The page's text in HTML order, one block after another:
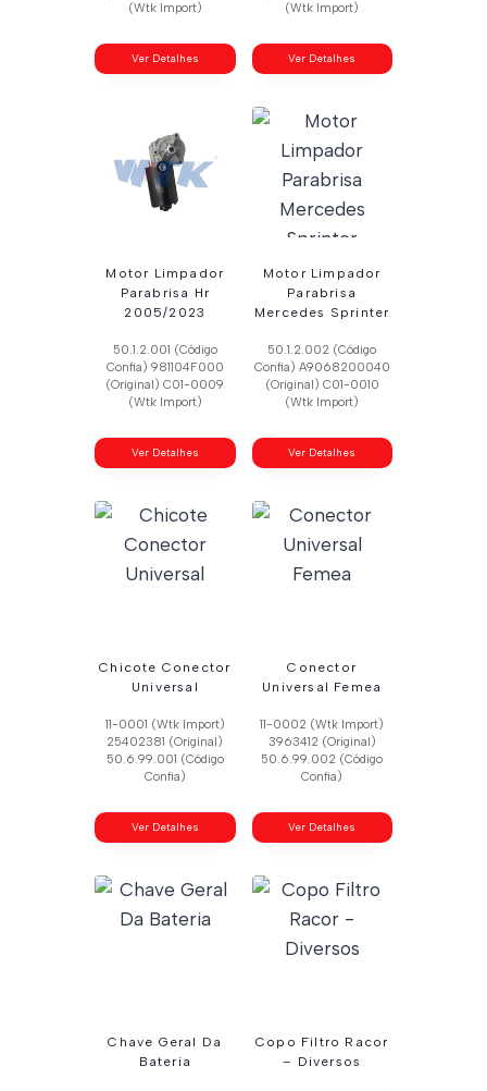
(Wtk Import)
Ver Detalhes
(Wtk Import)
Ver Detalhes
Motor Limpador
Parabrisa Hr
2005/2023
50.1.2.001 (Código
Confia) 981104F000
(Original) C01-0009
(Wtk Import)
Ver Detalhes
Motor Limpador
Parabrisa
Mercedes Sprinter
50.1.2.002 (Código
Confia) A9068200040
(Original) C01-0010
(Wtk Import)
Ver Detalhes
Chicote Conector
Universal
11-0001 (Wtk Import)
25402381 (Original)
50.6.99.001 (Código
Confia)
Ver Detalhes
Conector
Universal Femea
11-0002 (Wtk Import)
3963412 (Original)
50.6.99.002 (Código
Confia)
Ver Detalhes
Chave Geral Da
Bateria
Copo Filtro Racor
– Diversos